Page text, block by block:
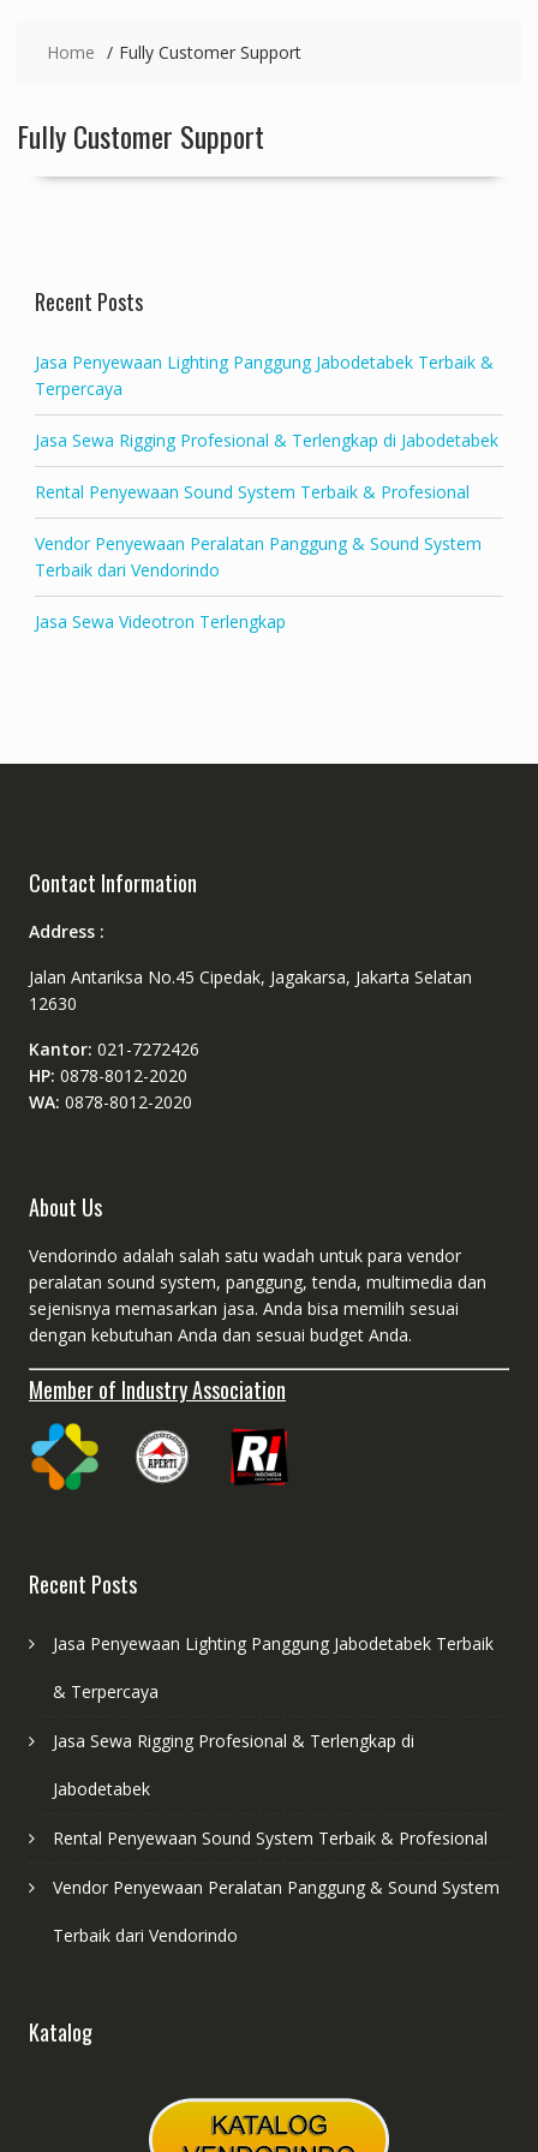
Home Fully Customer Support
Fully Customer Support
Recent Posts
Jasa Penyewaan Lighting Panggung Jabodetabek Terbaik &
Terpercaya
Jasa Sewa Rigging Profesional & Terlengkap di Jabodetabek
Rental Penyewaan Sound System Terbaik & Profesional
Vendor Penyewaan Peralatan Panggung & Sound System
Terbaik dari Vendorindo
Jasa Sewa Videotron Terlengkap
Contact Information
Address :
Jalan Antariksa No.45 Cipedak, Jagakarsa, Jakarta Selatan
12630
Kantor: 021-7272426
HP: 0878-8012-2020
WA: 0878-8012-2020
About Us
Vendorindo adalah salah satu wadah untuk para vendor
peralatan sound system, panggung, tenda, multimedia dan
sejenisnya memasarkan jasa. Anda bisa memilih sesuai
dengan kebutuhan Anda dan sesuai budget Anda.
Member of Industry Association
Recent Posts
Jasa Penyewaan Lighting Panggung Jabodetabek Terbaik
& Terpercaya
Jasa Sewa Rigging Profesional & Terlengkap di
Jabodetabek
Rental Penyewaan Sound System Terbaik & Profesional
Vendor Penyewaan Peralatan Panggung & Sound System
Terbaik dari Vendorindo
Katalog